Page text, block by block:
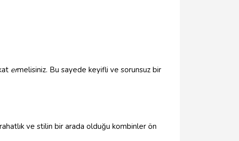
ermelisiniz. Bu sayede keyifli ve sorunsuz bir
ve stilin bir arada olduğu kombinler ön